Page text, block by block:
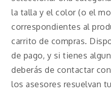
la talla y el color (o el
correspondientes al
carrito de compras.
de pago, y si tienes
deberás de contactar
los asesores resuelvan